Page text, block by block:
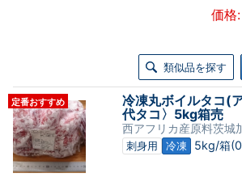
価格
類似品を探す
定番おすすめ
冷凍丸ボイルタコ(
代タコ〉5kg箱売
西アフリカ産原料茨城
刺身用 冷凍 5kg/箱